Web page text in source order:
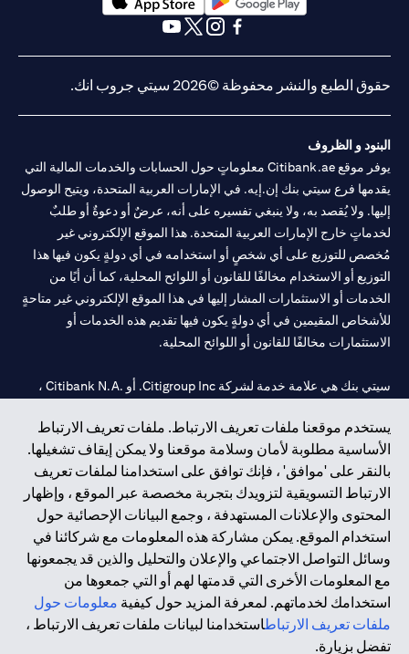
يستخدم موقعنا ملفات تعريف الارتباط. ملفات تعريف الارتباط
الأساسية مطلوبة لأمان وسلامة موقعنا ولا يمكن إيقاف تشغيلها.
بالنقر على 'موافق' ، فإنك توافق على استخدامنا لملفات تعريف
الارتباط التسويقية لتزويدك بتجربة مخصصة عبر الموقع ، وإظهار
المحتوى والإعلانات المستهدفة ، وجمع البيانات الإحصائية حول
استخدام الموقع. يمكن مشاركة هذه المعلومات مع شركائنا في
وسائل التواصل الاجتماعي والإعلان والتحليل والذين قد يجمعونها
مع المعلومات الأخرى التي قدمتها لهم أو التي جمعوها من
استخدامك لخدماتهم. لمعرفة المزيد حول كيفية معلومات حول
ملفات تعريف الارتباطاستخدامنا لبيانات ملفات تعريف الارتباط ،
تفضل بزيارة.
(opens in a new tab)
حقوق الطبع والنشر محفوظة ©2026 سيتي جروب انك.
البنود و الظروف
يوفر موقع Citibank.ae معلوماتٍ حول الحسابات والخدمات المالية التي
يقدمها فرع سيتي بنك إن.إيه. في الإمارات العربية المتحدة، ويتيح الوصول
إليها. ولا يُقصد به، ولا ينبغي تفسيره على أنه، عرضٌ أو دعوةٌ أو طلبٌ
لخدماتٍ خارج الإمارات العربية المتحدة. هذا الموقع الإلكتروني غير
مُخصص للتوزيع على أي شخصٍ أو استخدامه في أي دولةٍ يكون فيها هذا
التوزيع أو الاستخدام مخالفًا للقانون أو اللوائح المحلية، كما أن أيًا من
الخدمات أو الاستثمارات المشار إليها في هذا الموقع الإلكتروني غير متاحةٍ
للأشخاص المقيمين في أي دولةٍ يكون فيها تقديم هذه الخدمات أو
الاستثمارات مخالفًا للقانون أو اللوائح المحلية.
سيتي بنك هي علامة خدمة لشركة Citigroup Inc. أو .Citibank N.A ،
سيتي بنك إن. إيه. الإمارات مسجل لدى مصرف الإمارات المركزي تحت
أرقام التراخيص 202563 لفرع الوصل في دبي، 531989 لفرع مول
الإمارات في دبي، وCN-1002019لفرع أبوظبي. هاتف: 4000 311 04.
فرع سيتي بنك إن إيه - الإمارات العربية المتحدة مرخص من مصرف
الإمارات العربية المتحدة المركزي كفرع لبنك أجنبي.
سيتي بنك إن إيه الإمارات العربية المتحدة مرخص من هيئة الأوراق المالية
والسلع في الإمارات العربية المتحدة ("SCA") للقيام بالنشاط المالي لـ أ)
الاستشارات المالية والتعريف والترويج بموجب ترخيص رقم
20200000097 ب) وسيط تداول في الأسواق الدولية بموجب ترخيص